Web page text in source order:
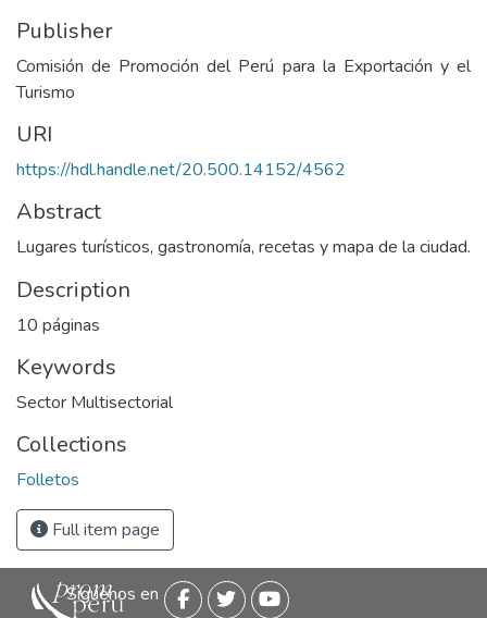
Publisher
Comisión de Promoción del Perú para la Exportación y el
Turismo
URI
https://hdl.handle.net/20.500.14152/4562
Abstract
Lugares turísticos, gastronomía, recetas y mapa de la ciudad.
Description
10 páginas
Keywords
Sector Multisectorial
Collections
Folletos
Full item page
Siguenos en